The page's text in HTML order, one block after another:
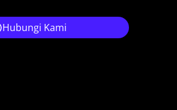
Hubungi Kami